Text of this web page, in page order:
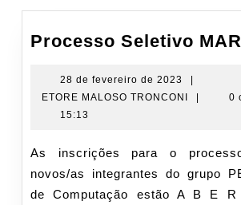
Processo Seletivo
28 de fevereiro de 2023
28
de
2023
ETORE MALOSO TRONCONI
ETORE 0
15:13
As inscrições para o processo seletivo de
novos/as integrantes do grupo
de Computação estão A B E